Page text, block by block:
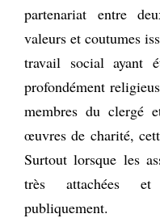
partenariat entre
valeurs et coutumes
travail social ayant
profondément
membres du clergé
œuvres de charité,
Surtout lorsque les
très attachées
publiquement.